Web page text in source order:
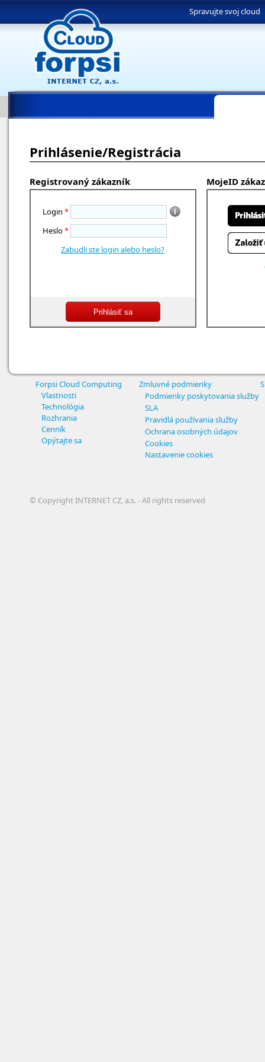
Spravujte svoj cloud
Prihlásenie/Registrácia
Registrovaný zákazník
Login *
Heslo*
Zabudli ste login alebo heslo?
MojeID
Forpsi Cloud Computing
Vlastnosti
Technológia
Rozhrania
Cenník
Opýtajte sa
Zmluvné podmienky
Podmienky poskytovania služby
SLA
Pravidlá používania služby
Ochrana osobných údajov
Cookies
Nastavenie cookies
© Copyright INTERNET CZ, a.s. - All rights reserved